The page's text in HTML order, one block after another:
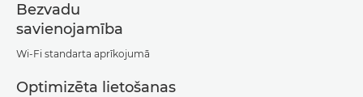
Bezvadu
savienojamība
Wi-Fi standarta aprīkojumā
Optimizēta lietošanas